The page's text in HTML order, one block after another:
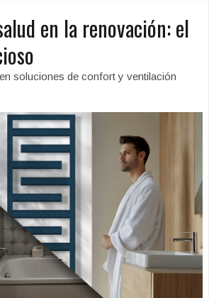
en la renovación: el
soluciones de confort y ventilación